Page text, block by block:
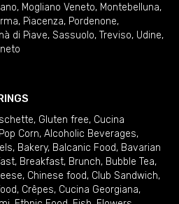
, Mogliano Veneto, Montebelluna,
, Piacenza, Pordenone,
di Piave, Sassuolo, Treviso, Udine,
, Gluten free, Cucina
Pop Corn, Alcoholic Beverages,
, Bakery, Balcanic Food, Bavarian
, Breakfast, Brunch, Bubble Tea,
, Chinese food, Club Sandwich,
, Crêpes, Cucina Georgiana,